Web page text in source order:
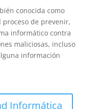
conocida como
proceso de prevenir,
informático contra
maliciosas, incluso
información
Informática